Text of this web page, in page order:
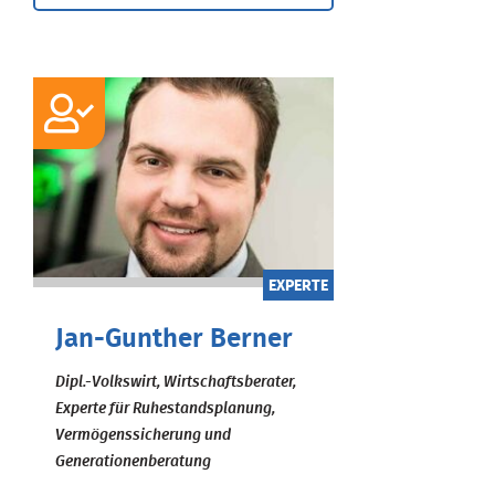
EXPERTE
Jan-Gunther Berner
Dipl.-Volkswirt, Wirtschaftsberater,
Experte für Ruhestandsplanung,
Vermögenssicherung und
Generationenberatung